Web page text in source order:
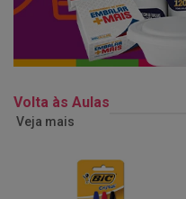
Volta às Aulas
Veja mais